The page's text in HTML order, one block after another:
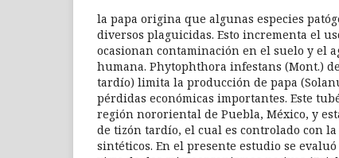
la papa origina que algunas especies
diversos plaguicidas. Esto incrementa el
ocasionan contaminación en el suelo y el
humana. Phytophthora infestans (Mont.)
tardío) limita la producción de papa
pérdidas económicas importantes. Este
región nororiental de Puebla, México, y
de tizón tardío, el cual es controlado con
sintéticos. En el presente estudio se